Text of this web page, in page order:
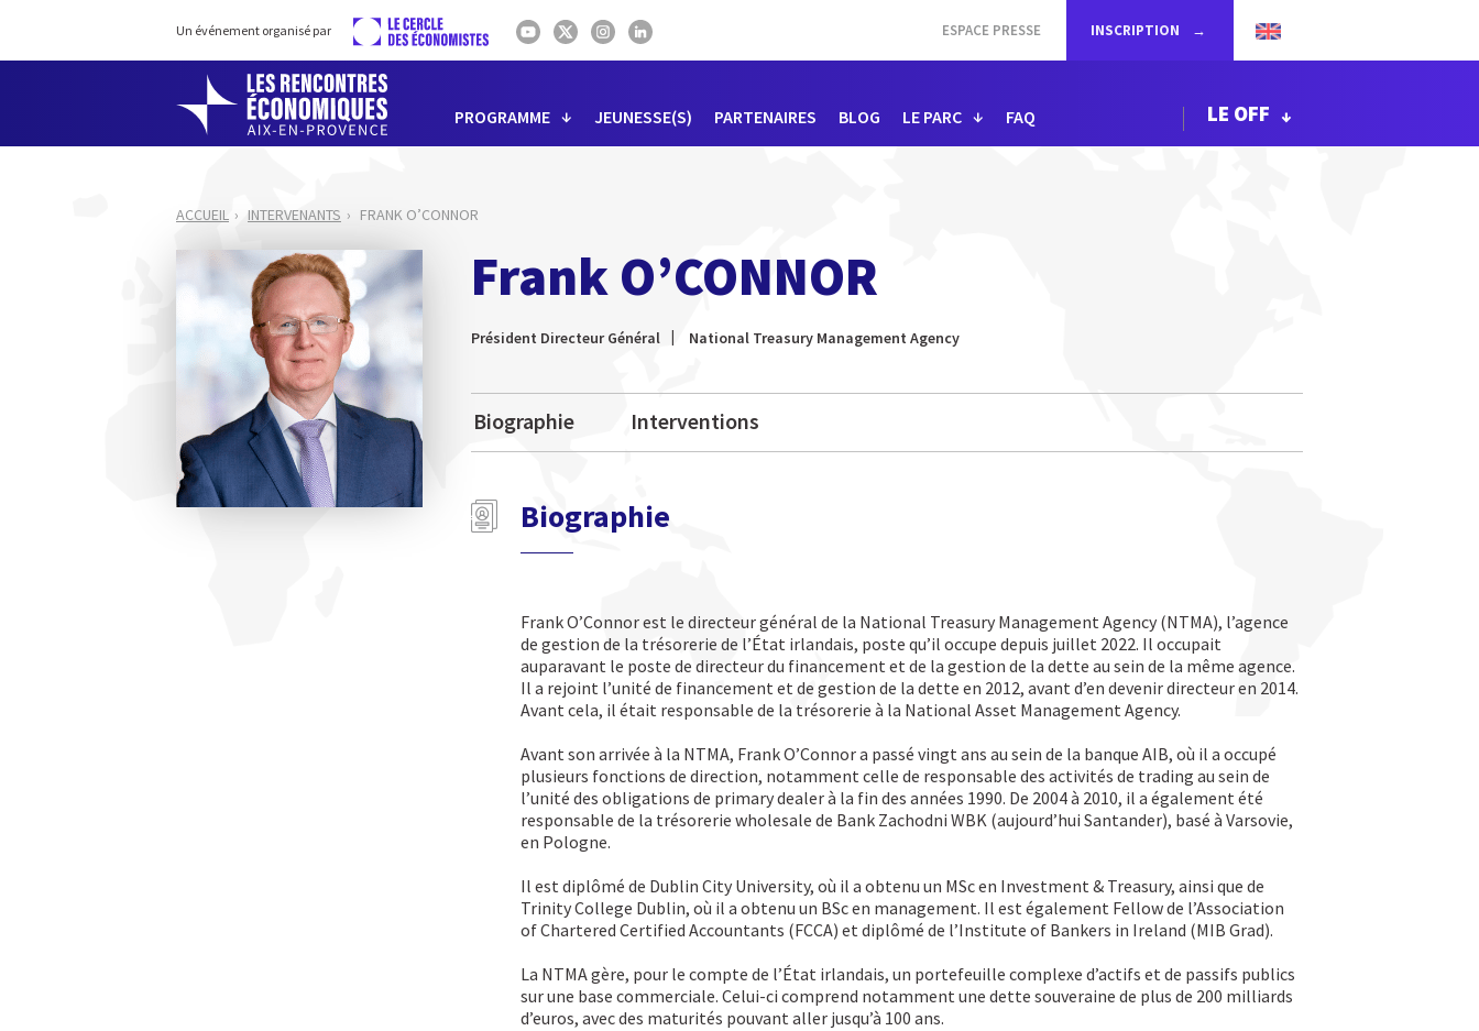
Un événement organisé par ESPACE PRESSE INSCRIPTION
PROGRAMME JEUNESSE(S) PARTENAIRES BLOG LE PARC FAQ LE OFF
ACCUEIL INTERVENANTS FRANK O’CONNOR
Frank O’CONNOR
Président Directeur Général National Treasury Management Agency
Biographie Interventions
Biographie
Frank O’Connor est le directeur général de la National Treasury Management Agency (NTMA), l’agence
de gestion de la trésorerie de l’État irlandais, poste qu’il occupe depuis juillet 2022. Il occupait
auparavant le poste de directeur du financement et de la gestion de la dette au sein de la même agence.
Il a rejoint l’unité de financement et de gestion de la dette en 2012, avant d’en devenir directeur en 2014.
Avant cela, il était responsable de la trésorerie à la National Asset Management Agency.
Avant son arrivée à la NTMA, Frank O’Connor a passé vingt ans au sein de la banque AIB, où il a occupé
plusieurs fonctions de direction, notamment celle de responsable des activités de trading au sein de
l’unité des obligations de primary dealer à la fin des années 1990. De 2004 à 2010, il a également été
responsable de la trésorerie wholesale de Bank Zachodni WBK (aujourd’hui Santander), basé à Varsovie,
en Pologne.
Il est diplômé de Dublin City University, où il a obtenu un MSc en Investment & Treasury, ainsi que de
Trinity College Dublin, où il a obtenu un BSc en management. Il est également Fellow de l’Association
of Chartered Certified Accountants (FCCA) et diplômé de l’Institute of Bankers in Ireland (MIB Grad).
La NTMA gère, pour le compte de l’État irlandais, un portefeuille complexe d’actifs et de passifs publics
sur une base commerciale. Celui-ci comprend notamment une dette souveraine de plus de 200 milliards
d’euros, avec des maturités pouvant aller jusqu’à 100 ans.